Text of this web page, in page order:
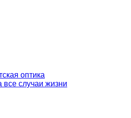
оптика
случаи жизни